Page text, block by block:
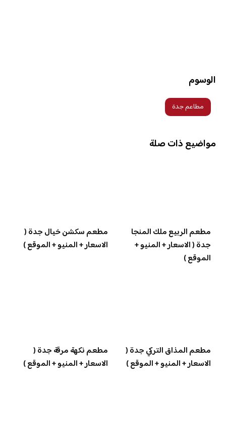
الوسوم
مطاعم جدة
مواضيع ذات صلة
مطعم الربيع ملك المنجا
جدة ( الاسعار + المنيو +
الموقع )
مطعم سكشن خيال جدة (
الاسعار + المنيو + الموقع )
مطعم المذاق التركي جدة (
الاسعار + المنيو + الموقع )
مطعم نكهة مرقة جدة (
الاسعار + المنيو + الموقع )